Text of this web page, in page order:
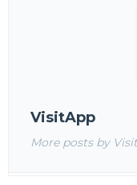
VisitApp
More posts by